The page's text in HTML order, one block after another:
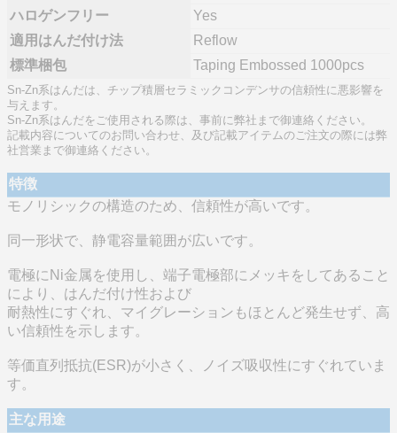
ハロゲンフリー
Yes
適用はんだ付け法
Reflow
標準梱包
Taping Embossed 1000pcs
Sn-Zn系はんだは、チップ積層セラミックコンデンサの信頼性に悪影響を
与えます。
Sn-Zn系はんだをご使用される際は、事前に弊社まで御連絡ください。
記載内容についてのお問い合わせ、及び記載アイテムのご注文の際には弊
社営業まで御連絡ください。
特徴
モノリシックの構造のため、信頼性が高いです。
同一形状で、静電容量範囲が広いです。
電極にNi金属を使用し、端子電極部にメッキをしてあること
により、はんだ付け性および
耐熱性にすぐれ、マイグレーションもほとんど発生せず、高
い信頼性を示します。
等価直列抵抗(ESR)が小さく、ノイズ吸収性にすぐれていま
す。
主な用途